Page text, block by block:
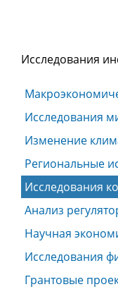
Исследования
Исследования
Изменение
Региональные
Исследования
Анализ
Научная
Исследования
Грантовые